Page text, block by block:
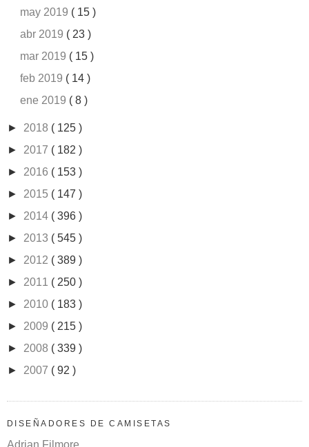
may 2019 ( 15 )
abr 2019 ( 23 )
mar 2019 ( 15 )
feb 2019 ( 14 )
ene 2019 ( 8 )
► 2018 ( 125 )
► 2017 ( 182 )
► 2016 ( 153 )
► 2015 ( 147 )
► 2014 ( 396 )
► 2013 ( 545 )
► 2012 ( 389 )
► 2011 ( 250 )
► 2010 ( 183 )
► 2009 ( 215 )
► 2008 ( 339 )
► 2007 ( 92 )
DISEÑADORES DE CAMISETAS
Adrian Filmore